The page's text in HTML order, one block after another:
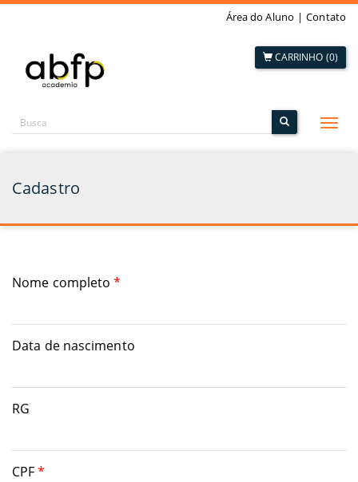
Área do Aluno | Contato
CARRINHO (0)
Cadastro
Nome completo*
Data de nascimento
RG
CPF*